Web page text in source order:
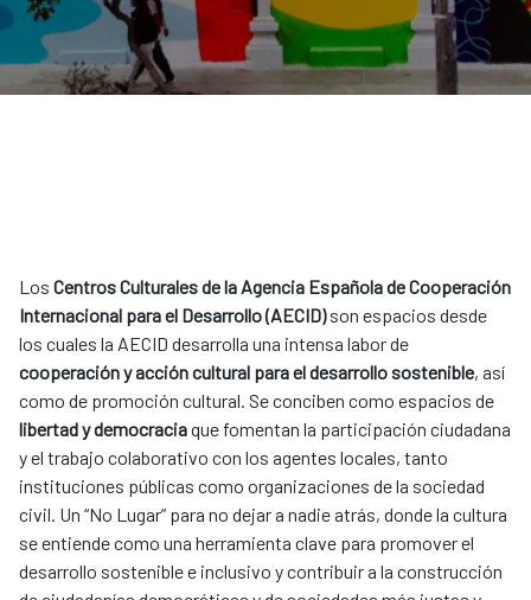
Los Centros Culturales de la Agencia Española de Cooperación
Internacional para el Desarrollo (AECID)son espacios desde
los cuales la AECID desarrolla una intensa labor de
cooperación y acción cultural para el desarrollo sostenible, así
como de promoción cultural. Se conciben como espacios de
libertad y democraciaque fomentan la participación ciudadana
y el trabajo colaborativo con los agentes locales, tanto
instituciones públicas como organizaciones de la sociedad
civil. Un “No Lugar” para no dejar a nadie atrás, donde la cultura
se entiende como una herramienta clave para promover el
desarrollo sostenible e inclusivo y contribuir a la construcción